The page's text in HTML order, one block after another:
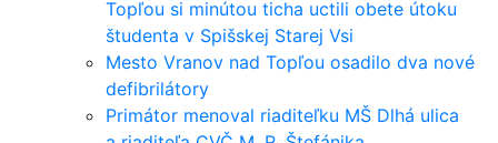
Topľou si minútou ticha uctili obete útoku
študenta v Spišskej Starej Vsi
Mesto Vranov nad Topľou osadilo dva nové
defibrilátory
Primátor menoval riaditeľku MŠ Dlhá ulica